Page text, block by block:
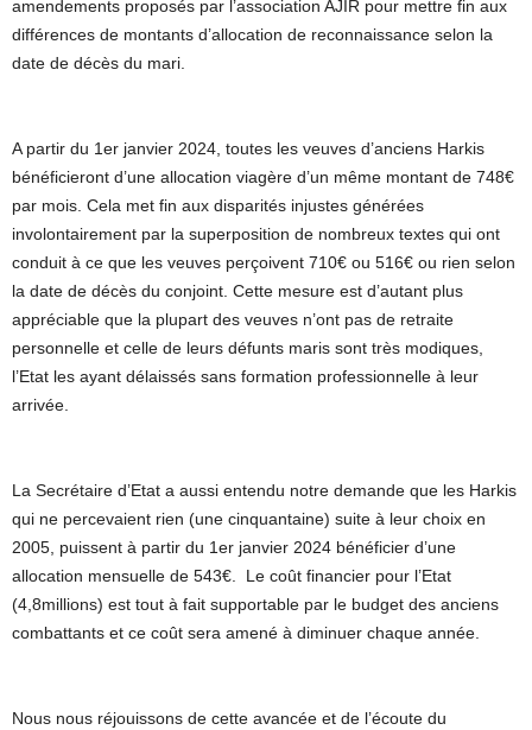
amendements proposés par l’association AJIR pour mettre fin aux
différences de montants d’allocation de reconnaissance selon la
date de décès du mari.
A partir du 1er janvier 2024, toutes les veuves d’anciens Harkis
bénéficieront d’une allocation viagère d’un même montant de 748€
par mois. Cela met fin aux disparités injustes générées
involontairement par la superposition de nombreux textes qui ont
conduit à ce que les veuves perçoivent 710€ ou 516€ ou rien selon
la date de décès du conjoint. Cette mesure est d’autant plus
appréciable que la plupart des veuves n’ont pas de retraite
personnelle et celle de leurs défunts maris sont très modiques,
l’Etat les ayant délaissés sans formation professionnelle à leur
arrivée.
La Secrétaire d’Etat a aussi entendu notre demande que les Harkis
qui ne percevaient rien (une cinquantaine) suite à leur choix en
2005, puissent à partir du 1er janvier 2024 bénéficier d’une
allocation mensuelle de 543€. Le coût financier pour l’Etat
(4,8millions) est tout à fait supportable par le budget des anciens
combattants et ce coût sera amené à diminuer chaque année.
Nous nous réjouissons de cette avancée et de l’écoute du